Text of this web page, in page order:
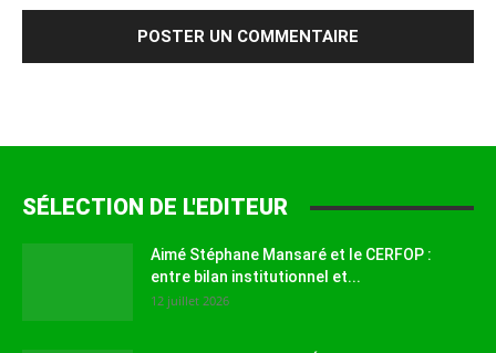
SÉLECTION DE L'EDITEUR
Aimé Stéphane Mansaré et le CERFOP :
entre bilan institutionnel et...
12 juillet 2026